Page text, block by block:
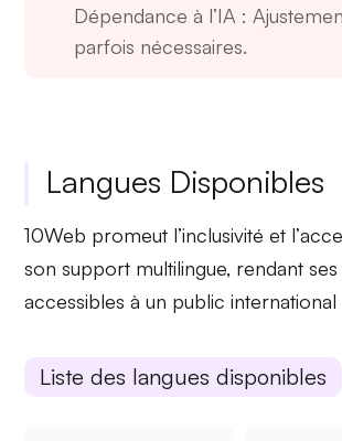
Dépendance à l’IA :
parfois nécessaires.
Langues Disponibles
10Web promeut l’inclusivité et l’
son support multilingue, rendant
accessibles à un public international
Liste des langues disponibles